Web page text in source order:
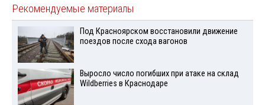
Рекомендуемые материалы
Под Красноярском восстановили движение
поездов после схода вагонов
Выросло число погибших при атаке на склад
Wildberries в Краснодаре